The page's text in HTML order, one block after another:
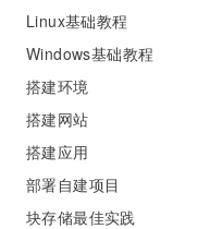
Linux基础教程
Windows基础教程
搭建环境
搭建网站
搭建应用
部署自建项目
块存储最佳实践